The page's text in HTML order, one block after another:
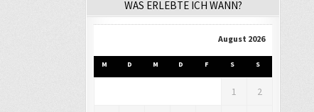
WAS ERLEBTE ICH WANN?
August 2026
M D M D F S S
1 2